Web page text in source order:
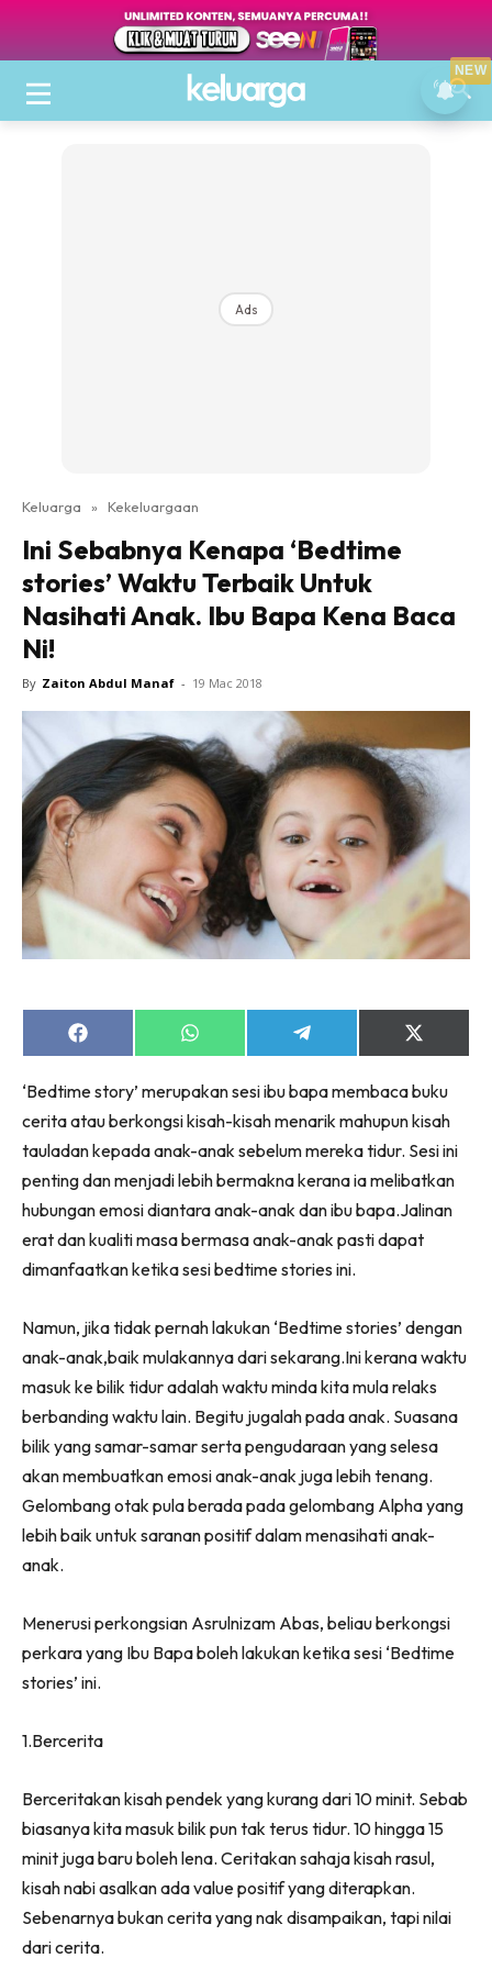
Ads
Keluarga » Kekeluargaan
Ini Sebabnya Kenapa ‘Bedtime
stories’ Waktu Terbaik Untuk
Nasihati Anak. Ibu Bapa Kena Baca
Ni!
By Zaiton Abdul Manaf - 19 Mac 2018
Share
on
Share
on
Share
on
Share
on
(Twitter)
‘Bedtime story’ merupakan sesi ibu bapa membaca buku
cerita atau berkongsi kisah-kisah menarik mahupun kisah
tauladan kepada anak-anak sebelum mereka tidur. Sesi ini
penting dan menjadi lebih bermakna kerana ia melibatkan
hubungan emosi diantara anak-anak dan ibu bapa.Jalinan
erat dan kualiti masa bermasa anak-anak pasti dapat
dimanfaatkan ketika sesi bedtime stories ini.
Namun, jika tidak pernah lakukan ‘Bedtime stories’ dengan
anak-anak,baik mulakannya dari sekarang.Ini kerana waktu
masuk ke bilik tidur adalah waktu minda kita mula relaks
berbanding waktu lain. Begitu jugalah pada anak. Suasana
bilik yang samar-samar serta pengudaraan yang selesa
akan membuatkan emosi anak-anak juga lebih tenang.
Gelombang otak pula berada pada gelombang Alpha yang
lebih baik untuk saranan positif dalam menasihati anak-
anak.
Menerusi perkongsian Asrulnizam Abas, beliau berkongsi
perkara yang Ibu Bapa boleh lakukan ketika sesi ‘Bedtime
stories’ ini.
1.Bercerita
Berceritakan kisah pendek yang kurang dari 10 minit. Sebab
biasanya kita masuk bilik pun tak terus tidur. 10 hingga 15
minit juga baru boleh lena. Ceritakan sahaja kisah rasul,
kisah nabi asalkan ada value positif yang diterapkan.
Sebenarnya bukan cerita yang nak disampaikan, tapi nilai
dari cerita.
NEW